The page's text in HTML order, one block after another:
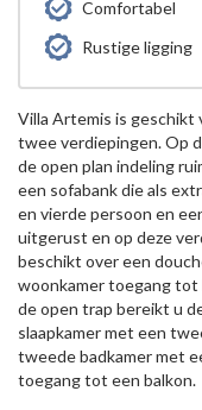
Comfortabel
Rustige ligging
Villa Artemis is geschikt
twee verdiepingen. Op
de open plan indeling
een sofabank die als
en vierde persoon en
uitgerust en op deze
beschikt over een
woonkamer toegang tot
de open trap bereikt u
slaapkamer met een
tweede badkamer met
toegang tot een balkon.